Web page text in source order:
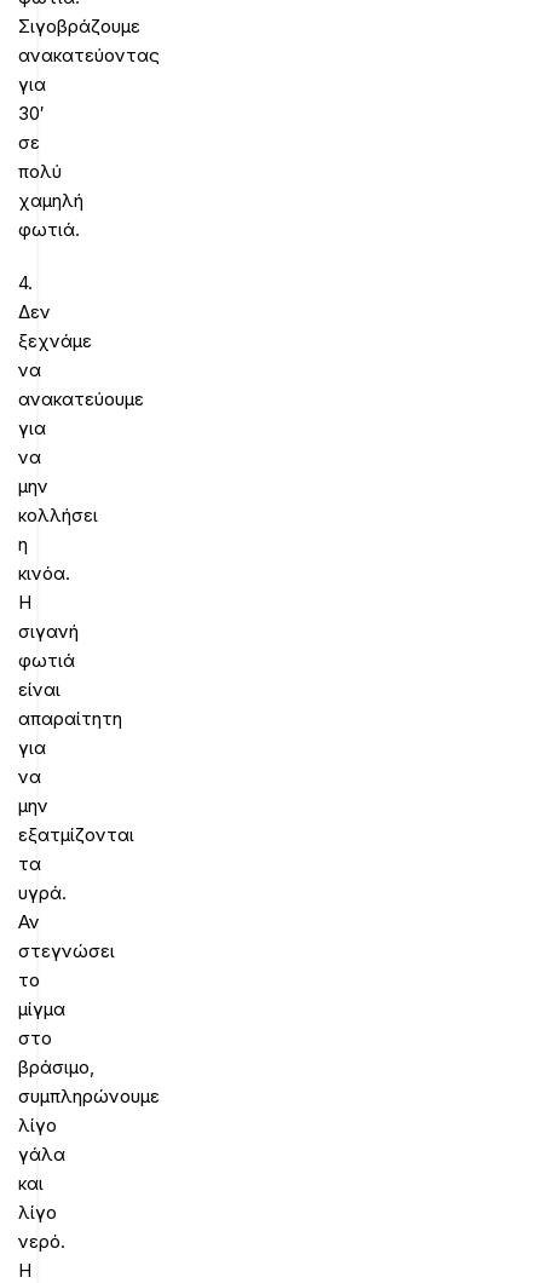
Σιγοβράζουμε
ανακατεύοντας
για
30′
σε
πολύ
χαμηλή
φωτιά.
4.
Δεν
ξεχνάμε
να
ανακατεύουμε
για
να
μην
κολλήσει
η
κινόα.
Η
σιγανή
φωτιά
είναι
απαραίτητη
για
να
μην
εξατμίζονται
τα
υγρά.
Αν
στεγνώσει
το
μίγμα
στο
βράσιμο,
συμπληρώνουμε
λίγο
γάλα
και
λίγο
νερό.
Η